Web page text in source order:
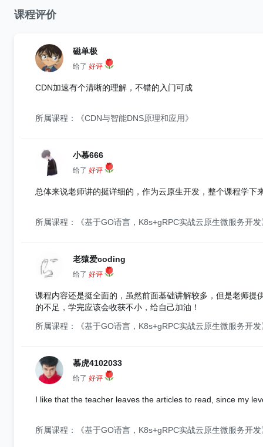
课程评价
磁单极
给了 好评
CDN加速有个清晰的理解，不错的入门可成
所属课程：《CDN与智能DNS原理和应用》
小慕666
给了 好评
总体来说老师讲的挺详细的，作为云原生开发，整个课程学
所属课程：《基于GO语言，K8s+gRPC实战云原生微服务开发
老猿爱coding
给了 好评
课程内容还是挺全面的，虽然前面基础讲解较多，但是老师
的不足，学完应该会收获不小，给自己加油！
所属课程：《基于GO语言，K8s+gRPC实战云原生微服务开发
慕虎4102033
给了 好评
I like that the teacher leaves the articles to read, since my
所属课程：《基于GO语言，K8s+gRPC实战云原生微服务开发